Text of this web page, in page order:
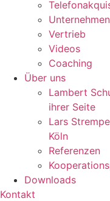
Vertrieb
Videos
Coaching
Über uns
Lambert
ihrer Seite
Lars
Köln
Referenzen
Downloads
Kontakt